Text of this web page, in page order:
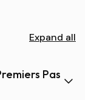
Expand all
Pas